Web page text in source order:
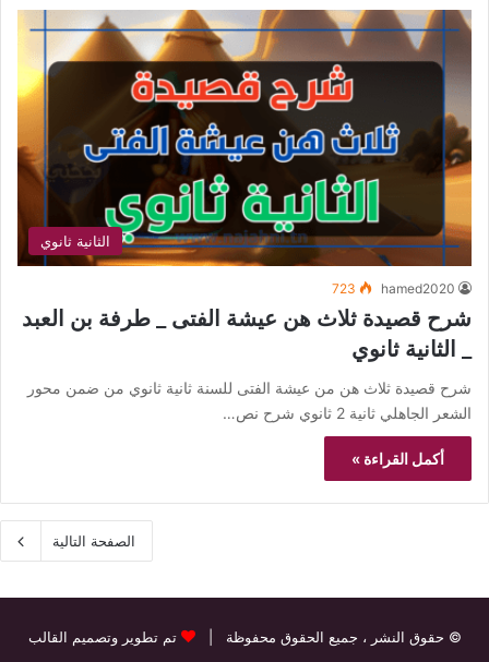
الثانية ثانوي
hamed2020
723
شرح قصيدة ثلاث هن عيشة الفتى _ طرفة بن العبد
_ الثانية ثانوي
شرح قصيدة ثلاث هن من عيشة الفتى للسنة ثانية ثانوي من ضمن محور
الشعر الجاهلي ثانية 2 ثانوي شرح نص…
أكمل القراءة »
الصفحة التالية
© حقوق النشر ، جميع الحقوق محفوظة | تم تطوير وتصميم القالب